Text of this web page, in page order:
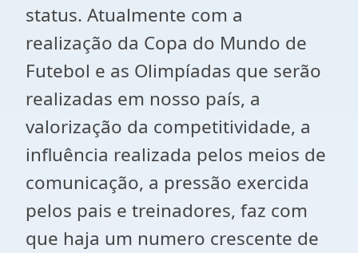
status. Atualmente com a
realização da Copa do Mundo de
Futebol e as Olimpíadas que serão
realizadas em nosso país, a
valorização da competitividade, a
influência realizada pelos meios de
comunicação, a pressão exercida
pelos pais e treinadores, faz com
que haja um numero crescente de